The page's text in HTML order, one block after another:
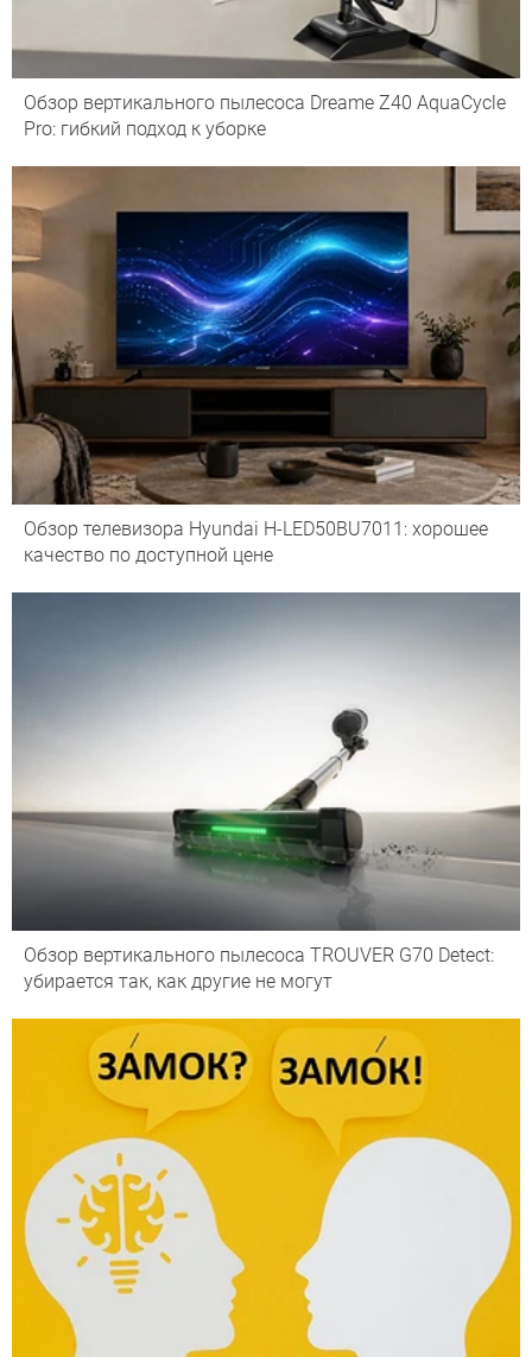
Обзор вертикального пылесоса Dreame Z40 AquaCycle
Pro: гибкий подход к уборке
Обзор телевизора Hyundai H-LED50BU7011: хорошее
качество по доступной цене
Обзор вертикального пылесоса TROUVER G70 Detect:
убирается так, как другие не могут